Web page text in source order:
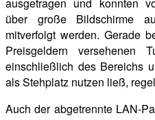
über große Bildschirme
mitverfolgt werden. Gerade
Preisgeldern versehenen
einschließlich des Bereichs
als Stehplatz nutzen ließ,
Auch der abgetrennte LAN-